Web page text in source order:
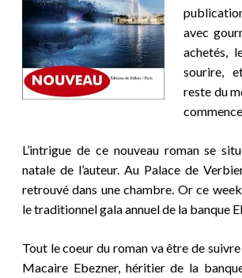
avec
achetés,
sourire,
reste du
L’intrigue de ce nouveau roman se
natale de l’auteur. Au Palace de
retrouvé dans une chambre. Or ce
le traditionnel gala annuel de la banque
Tout le coeur du roman va être de
Macaire Ebezner, héritier de la